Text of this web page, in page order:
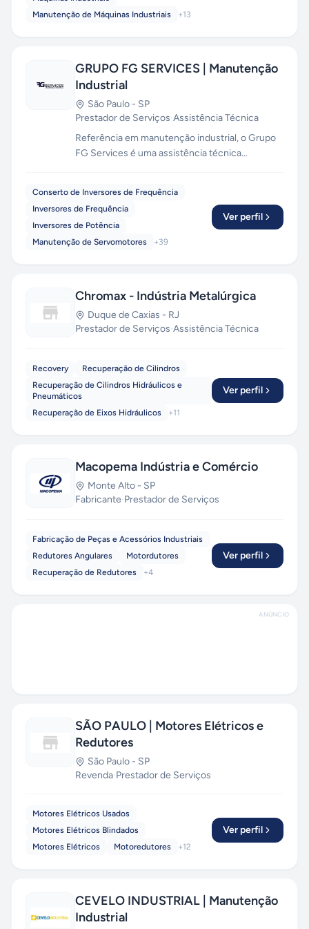
Manutenção de Máquinas Industriais
+13
GRUPO FG SERVICES | Manutenção
Industrial
São Paulo - SP
Prestador de Serviços·Assistência Técnica
Referência em manutenção industrial, o Grupo
FG Services é uma assistência técnica
multimarcas. Atendemos em todo o Brasil.
Conserto de Inversores de Frequência
Inversores de Frequência
Inversores de Potência
Manutenção de Servomotores
+39
Ver perfil
Chromax - Indústria Metalúrgica
Duque de Caxias - RJ
Prestador de Serviços·Assistência Técnica
Recovery
Recuperação de Cilindros
Recuperação de Cilindros Hidráulicos e
Pneumáticos
Recuperação de Eixos Hidráulicos
+11
Ver perfil
Macopema Indústria e Comércio
Monte Alto - SP
Fabricante·Prestador de Serviços
Fabricação de Peças e Acessórios Industriais
Redutores Angulares
Motordutores
Recuperação de Redutores
+4
Ver perfil
ANÚNCIO
SÃO PAULO | Motores Elétricos e
Redutores
São Paulo - SP
Revenda·Prestador de Serviços
Motores Elétricos Usados
Motores Elétricos Blindados
Motores Elétricos
Motoredutores +12
Ver perfil
CEVELO INDUSTRIAL | Manutenção
Industrial